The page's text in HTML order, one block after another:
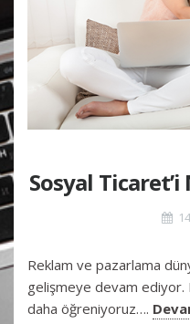
Sosyal Ticaret’i
Reklam ve pazarlama
gelişmeye devam
daha öğreniyoruz….